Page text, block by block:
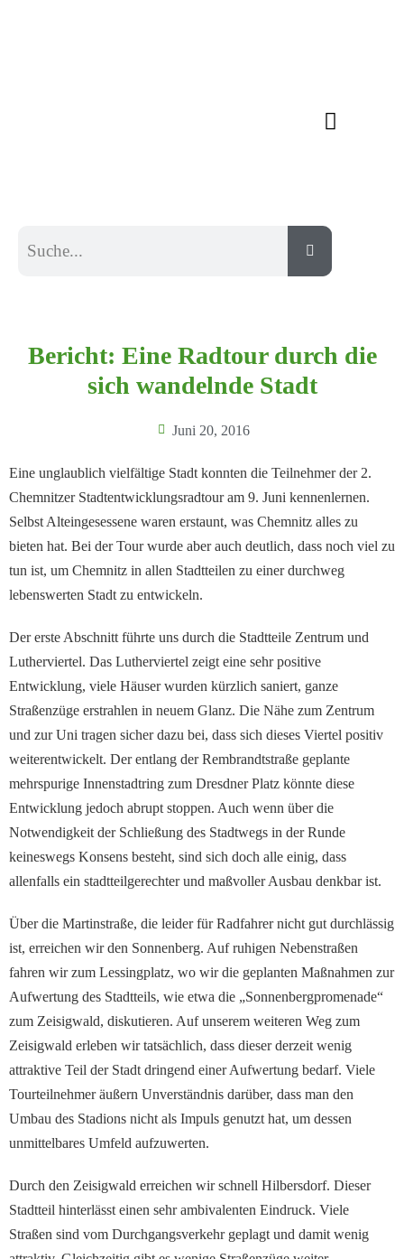
Bericht: Eine Radtour durch die
sich wandelnde Stadt
Juni 20, 2016
Eine unglaublich vielfältige Stadt konnten die Teilnehmer der 2.
Chemnitzer Stadtentwicklungsradtour am 9. Juni kennenlernen.
Selbst Alteingesessene waren erstaunt, was Chemnitz alles zu
bieten hat. Bei der Tour wurde aber auch deutlich, dass noch viel zu
tun ist, um Chemnitz in allen Stadtteilen zu einer durchweg
lebenswerten Stadt zu entwickeln.
Der erste Abschnitt führte uns durch die Stadtteile Zentrum und
Lutherviertel. Das Lutherviertel zeigt eine sehr positive
Entwicklung, viele Häuser wurden kürzlich saniert, ganze
Straßenzüge erstrahlen in neuem Glanz. Die Nähe zum Zentrum
und zur Uni tragen sicher dazu bei, dass sich dieses Viertel positiv
weiterentwickelt. Der entlang der Rembrandtstraße geplante
mehrspurige Innenstadtring zum Dresdner Platz könnte diese
Entwicklung jedoch abrupt stoppen. Auch wenn über die
Notwendigkeit der Schließung des Stadtwegs in der Runde
keineswegs Konsens besteht, sind sich doch alle einig, dass
allenfalls ein stadtteilgerechter und maßvoller Ausbau denkbar ist.
Über die Martinstraße, die leider für Radfahrer nicht gut durchlässig
ist, erreichen wir den Sonnenberg. Auf ruhigen Nebenstraßen
fahren wir zum Lessingplatz, wo wir die geplanten Maßnahmen zur
Aufwertung des Stadtteils, wie etwa die „Sonnenbergpromenade“
zum Zeisigwald, diskutieren. Auf unserem weiteren Weg zum
Zeisigwald erleben wir tatsächlich, dass dieser derzeit wenig
attraktive Teil der Stadt dringend einer Aufwertung bedarf. Viele
Tourteilnehmer äußern Unverständnis darüber, dass man den
Umbau des Stadions nicht als Impuls genutzt hat, um dessen
unmittelbares Umfeld aufzuwerten.
Durch den Zeisigwald erreichen wir schnell Hilbersdorf. Dieser
Stadtteil hinterlässt einen sehr ambivalenten Eindruck. Viele
Straßen sind vom Durchgangsverkehr geplagt und damit wenig